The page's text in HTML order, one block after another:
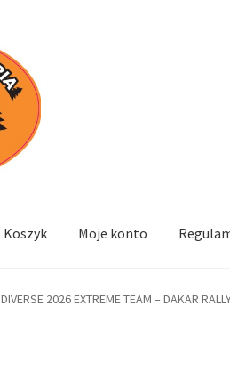
Koszyk Moje konto
DIVERSE 2026 EXTREME TEAM – DAKAR